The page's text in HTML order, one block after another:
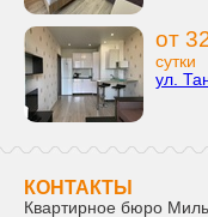
от
сутки
ул.
КОНТАКТЫ
Квартирное бюро